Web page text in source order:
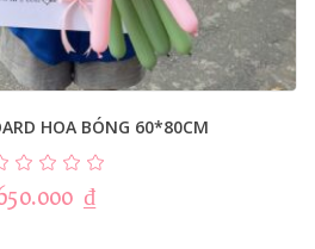
HOA BÓNG 60*80CM
₫